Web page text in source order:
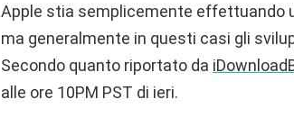
Apple stia semplicemente effettuando
ma generalmente in questi casi gli
Secondo quanto riportato da
alle ore 10PM PST di ieri.